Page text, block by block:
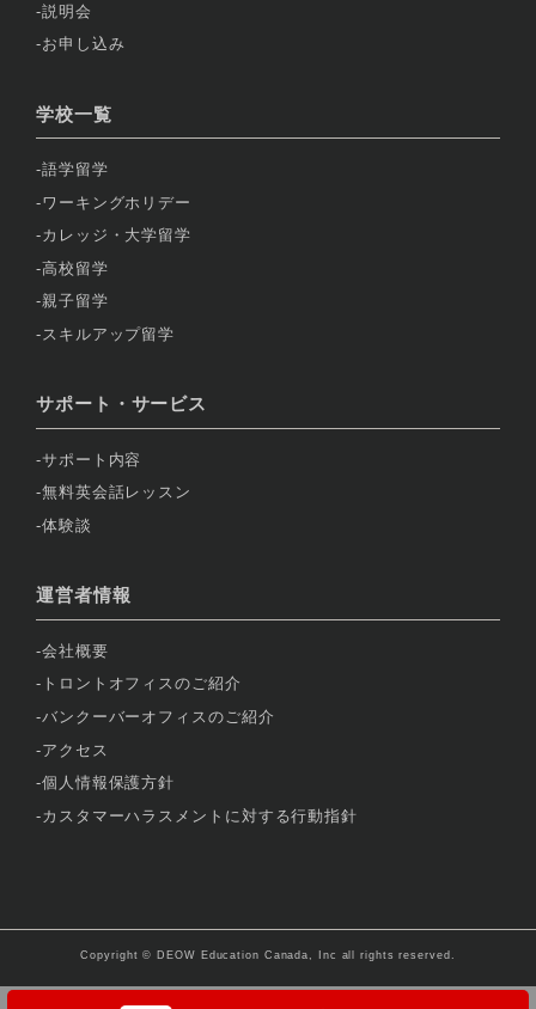
説明会
お申し込み
学校一覧
語学留学
ワーキングホリデー
カレッジ・大学留学
高校留学
親子留学
スキルアップ留学
サポート・サービス
サポート内容
無料英会話レッスン
体験談
運営者情報
会社概要
トロントオフィスのご紹介
バンクーバーオフィスのご紹介
アクセス
個人情報保護方針
カスタマーハラスメントに対する行動指針
Copyright © DEOW Education Canada, Inc all rights reserved.